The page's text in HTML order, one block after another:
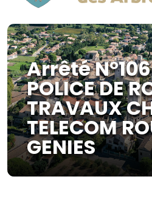
Arrêté
POLICE DE
TRAVAUX
TELECOM
GENIES